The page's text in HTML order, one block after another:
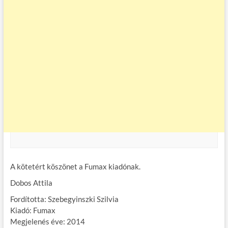
A kötetért köszönet a Fumax kiadónak.
Dobos Attila
Fordította: Szebegyinszki Szilvia
Kiadó: Fumax
Megjelenés éve: 2014